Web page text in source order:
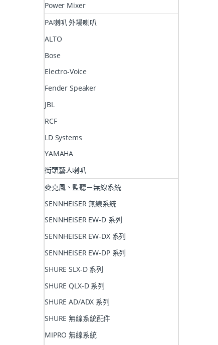
Power Mixer
PA喇叭 外場喇叭
ALTO
Bose
Electro-Voice
Fender Speaker
JBL
RCF
LD Systems
YAMAHA
街頭藝人喇叭
麥克風、監聽－無線系統
SENNHEISER 無線系統
SENNHEISER EW-D 系列
SENNHEISER EW-DX 系列
SENNHEISER EW-DP 系列
SHURE SLX-D 系列
SHURE QLX-D 系列
SHURE AD/ADX 系列
SHURE 無線系統配件
MIPRO 無線系統